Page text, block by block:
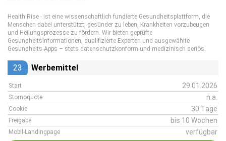
Health Rise - ist eine wissenschaftlich fundierte Gesundheitsplattform, die
Menschen dabei unterstützt, gesünder zu leben, Krankheiten vorzubeugen
und Heilungsprozesse zu fördern. Wir bieten geprüfte
Gesundheitsinformationen, qualifizierte Experten und ausgewählte
Gesundheits-Apps – stets datenschutzkonform und medizinisch seriös.
23 Werbemittel
Start 29.01.2026
Stornoquote n.a.
Cookie 30 Tage
Freigabe bis 10 Wochen
Mobil-Landingpage verfügbar